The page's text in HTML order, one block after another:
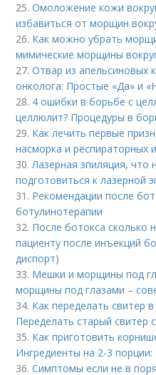
25.Омоложение кожи
избавиться от морщин
26. Как можно убрать
мимические морщины
27.Отвар из апельсиновых
онколога: Простые «Да» и
28. 4 ошибки в борьбе с
целлюлит? Процедуры в
29. Как лечить первые
насморка и респираторных
30.Лазерная эпиляция, что
подготовиться к лазерной
31. Рекомендации после
ботулинотерапии
32. После ботокса сколько
пациенту после инъекций
диспорт)
33. Мешки и морщины под
морщины под глазами –
34. Как переделать свитер
Переделать старый свитер
35. Как приготовить
Ингредиенты на 2-3 порции:
36.Симптомы если не в